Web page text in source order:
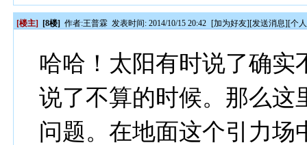
[楼主] [8楼] 作者:王普霖 发表时间: 2014/10/15 20:42 [加为好友][发送消息][个
哈哈！太阳有时说了确实
说了不算的时候。那么这
问题。在地面这个引力场